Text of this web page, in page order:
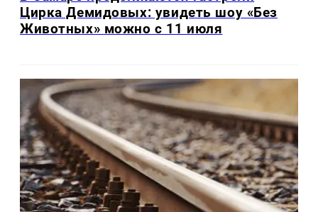
Цирка Демидовых: увидеть шоу «Без
Животных» можно с 11 июля